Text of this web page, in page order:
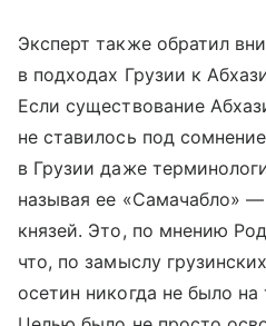
Эксперт также обратил
в подходах Грузии к
Если существование
не ставилось под
в Грузии даже
называя ее «Самачабло»
князей. Это, по мнению
что, по замыслу
осетин никогда не было